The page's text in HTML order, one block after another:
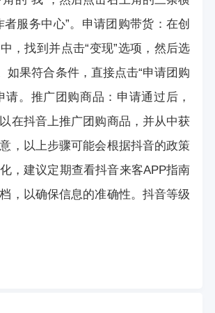
者服务中心”。申请团购带货：在创
，找到并点击“变现”选项，然后选
如果符合条件，直接点击“申请团购
请。推广团购商品：申请通过后，
在抖音上推广团购商品，并从中获
，以上步骤可能会根据抖音的政策
，建议定期查看抖音来客APP指南
，以确保信息的准确性。 抖音等级